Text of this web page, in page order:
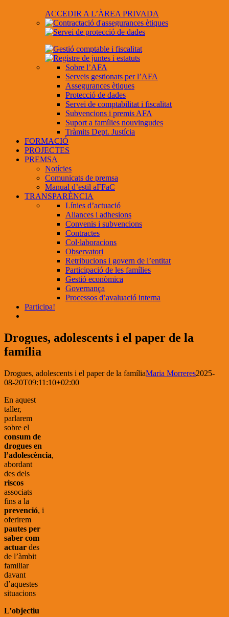
ACCEDIR A L’ÀREA PRIVADA
Sobre l’AFA
Serveis gestionats per l’AFA
Assegurances ètiques
Protecció de dades
Servei de comptabilitat i fiscalitat
Subvencions i premis AFA
Suport a famílies nouvingudes
Tràmits Dept. Justícia
FORMACIÓ
PROJECTES
PREMSA
Notícies
Comunicats de premsa
Manual d’estil aFFaC
TRANSPARÈNCIA
Línies d’actuació
Aliances i adhesions
Convenis i subvencions
Contractes
Col·laboracions
Observatori
Retribucions i govern de l’entitat
Participació de les famílies
Gestió econòmica
Governança
Processos d’avaluació interna
Participa!
Drogues, adolescents i el paper de la
família
Drogues, adolescents i el paper de la famíliaMaria Morreres2025-
08-20T09:11:10+02:00
En aquest
taller,
parlarem
sobre el
consum de
drogues en
l’adolescència,
abordant
des dels
riscos
associats
fins a la
prevenció, i
oferirem
pautes per
saber com
actuar des
de l’àmbit
familiar
davant
d’aquestes
situacions
L’objectiu